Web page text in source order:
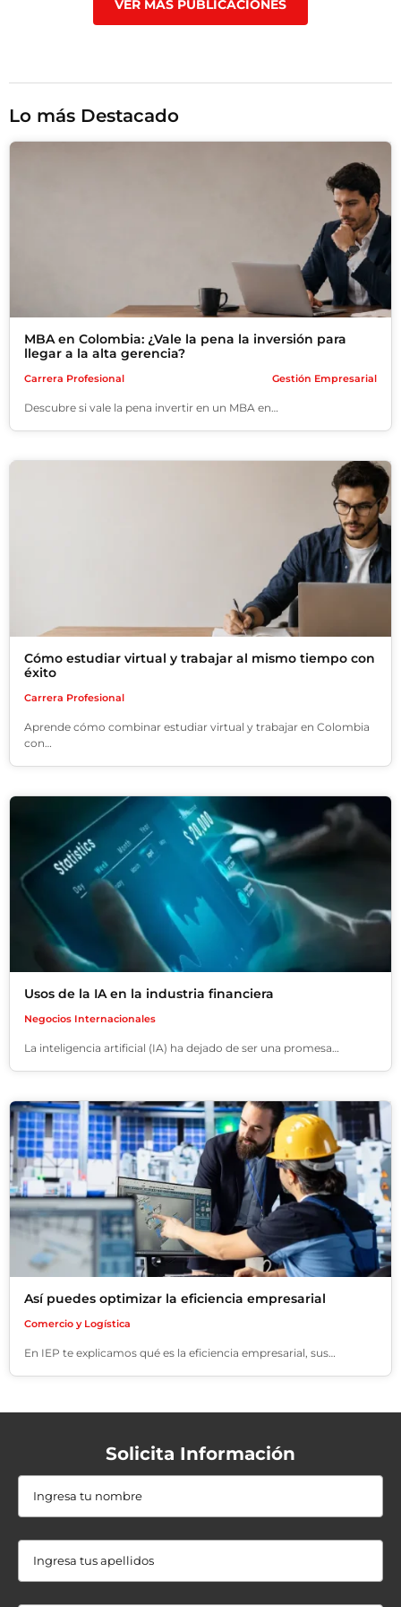
VER MÁS PUBLICACIONES
Lo más Destacado
MBA en Colombia: ¿Vale la pena la inversión para
llegar a la alta gerencia?
Carrera Profesional Gestión Empresarial
Descubre si vale la pena invertir en un MBA en…
Cómo estudiar virtual y trabajar al mismo tiempo con
éxito
Carrera Profesional
Aprende cómo combinar estudiar virtual y trabajar en Colombia
con…
Usos de la IA en la industria financiera
Negocios Internacionales
La inteligencia artificial (IA) ha dejado de ser una promesa…
Así puedes optimizar la eficiencia empresarial
Comercio y Logística
En IEP te explicamos qué es la eficiencia empresarial, sus…
Solicita Información